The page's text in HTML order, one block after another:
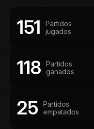
151
Partidos
jugados
118
Partidos
ganados
25
Partidos
empatados